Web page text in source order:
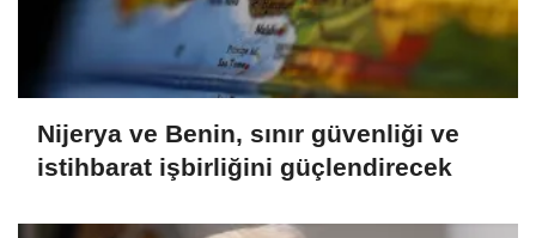
Nijerya ve Benin, sınır güvenliği ve
istihbarat işbirliğini güçlendirecek